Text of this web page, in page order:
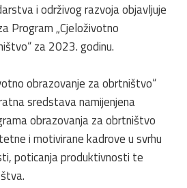
i održivog razvoja objavljuje
Program „Cjeloživotno
za 2023. godinu.
obrazovanje za obrtništvo“
sredstava namijenjena
obrazovanja za obrtništvo
i motivirane kadrove u svrhu
poticanja produktivnosti te